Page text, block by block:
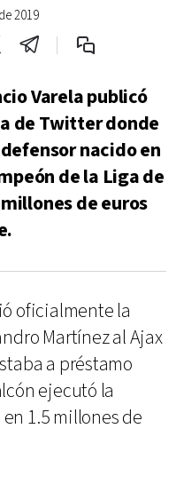
2019
Varela publicó
de Twitter donde
nacido en
de la Liga de
de euros
oficialmente la
Martínez al Ajax
a préstamo
ejecutó la
1.5 millones de